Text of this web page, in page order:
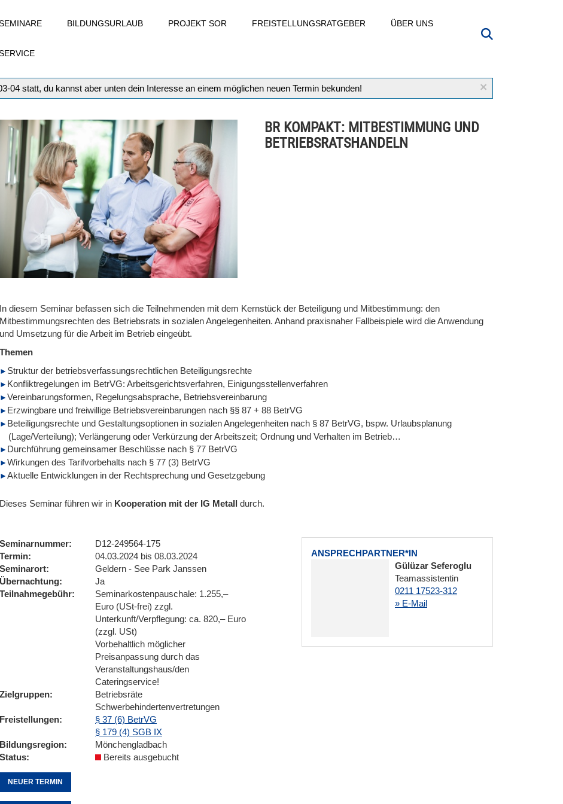
BILDUNGSURLAUB PROJEKT SOR FREISTELLUNGSRATGEBER ÜBER UNS
×
04 statt, du kannst aber unten dein Interesse an einem möglichen neuen Termin bekunden!
BR KOMPAKT: MITBESTIMMUNG UND
BETRIEBSRATSHANDELN
In diesem Seminar befassen sich die Teilnehmenden mit dem Kernstück der Beteiligung und Mitbestimmung: den
Mitbestimmungsrechten des Betriebsrats in sozialen Angelegenheiten. Anhand praxisnaher Fallbeispiele wird die Anwendung
und Umsetzung für die Arbeit im Betrieb eingeübt.
Themen
Struktur der betriebsverfassungsrechtlichen Beteiligungsrechte
Konfliktregelungen im BetrVG: Arbeitsgerichtsverfahren, Einigungsstellenverfahren
Vereinbarungsformen, Regelungsabsprache, Betriebsvereinbarung
Erzwingbare und freiwillige Betriebsvereinbarungen nach §§ 87 + 88 BetrVG
Beteiligungsrechte und Gestaltungsoptionen in sozialen Angelegenheiten nach § 87 BetrVG, bspw. Urlaubsplanung
(Lage/Verteilung); Verlängerung oder Verkürzung der Arbeitszeit; Ordnung und Verhalten im Betrieb…
Durchführung gemeinsamer Beschlüsse nach § 77 BetrVG
Wirkungen des Tarifvorbehalts nach § 77 (3) BetrVG
Aktuelle Entwicklungen in der Rechtsprechung und Gesetzgebung
Dieses Seminar führen wir in Kooperation mit der IG Metall durch.
ANSPRECHPARTNER*IN
Gülüzar Seferoglu
Teamassistentin
0211 17523-312
» E-Mail
Seminarnummer
D12-249564-175
Termin
04.03.2024 bis 08.03.2024
Seminarort
Geldern - See Park Janssen
Übernachtung
Ja
Teilnahmegebühr
Seminarkostenpauschale: 1.255,–
Euro (USt-frei) zzgl.
Unterkunft/Verpflegung: ca. 820,– Euro
(zzgl. USt)
Vorbehaltlich möglicher
Preisanpassung durch das
Veranstaltungshaus/den
Cateringservice!
Zielgruppen
Betriebsräte
Schwerbehindertenvertretungen
Freistellungen
§ 37 (6) BetrVG
§ 179 (4) SGB IX
Bildungsregion
Mönchengladbach
Status
Bereits ausgebucht
NEUER TERMIN